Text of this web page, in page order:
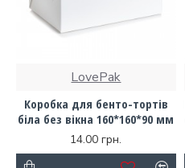
LovePak
Коробка для бенто-тортів
біла без вікна 160*160*90 мм
14.00 грн.